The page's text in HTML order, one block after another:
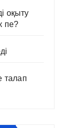
оқыту
пе?
талап